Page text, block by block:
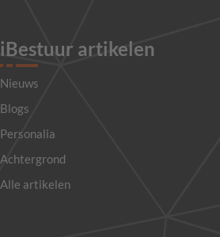
iBestuur artikelen
Nieuws
Blogs
Personalia
Achtergrond
Alle artikelen